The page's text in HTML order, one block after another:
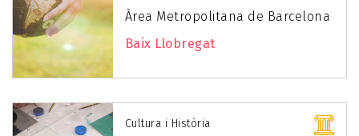
Àrea Metropolitana de Barcelona
Baix Llobregat
Cultura i Història